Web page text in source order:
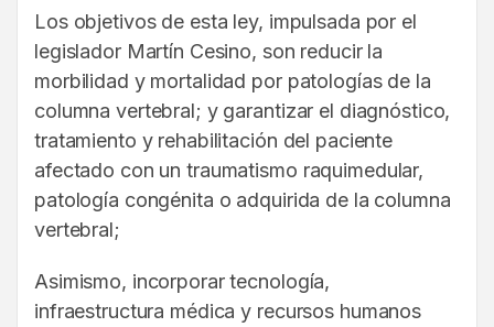
Los objetivos de esta ley, impulsada por el
legislador Martín Cesino, son reducir la
morbilidad y mortalidad por patologías de la
columna vertebral; y garantizar el diagnóstico,
tratamiento y rehabilitación del paciente
afectado con un traumatismo raquimedular,
patología congénita o adquirida de la columna
vertebral;
Asimismo, incorporar tecnología,
infraestructura médica y recursos humanos